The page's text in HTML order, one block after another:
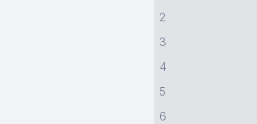
2
3
4
5
6